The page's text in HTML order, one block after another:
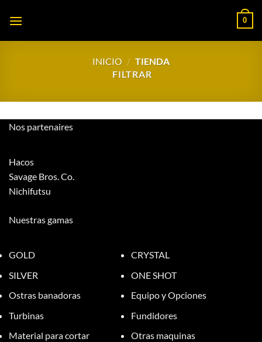
0
INICIO / TIENDA
FILTRAR
Nos partenaires
Hacos
Savage Bros. Co.
Nichifutsu
Nuestras gamas
GOLD
CRYSTAL
SILVER
ONE SHOT
Ostras banadoras
Equipo y Opciones
Turbinas
Fundidores
Material para cortar
Otras maquinas